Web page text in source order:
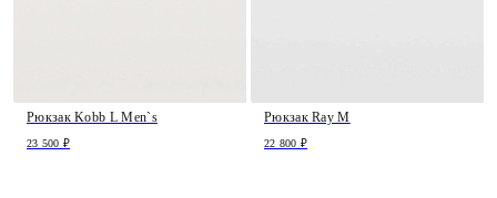
Рюкзак Kobb L Men`s
23 500 ₽
Рюкзак Ray M
22 800 ₽